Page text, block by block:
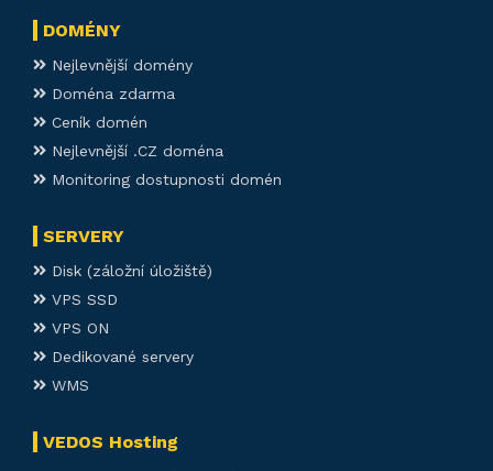
DOMÉNY
Nejlevnější domény
Doména zdarma
Ceník domén
Nejlevnější .CZ doména
Monitoring dostupnosti domén
SERVERY
Disk (záložní úložiště)
VPS SSD
VPS ON
Dedikované servery
WMS
VEDOS Hosting